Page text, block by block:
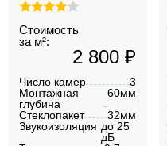
Стоимость
за м²:
2 800 ₽
Число камер
3
Монтажная
глубина
60мм
Стеклопакет
32мм
Звукоизоляция до 25
дБ